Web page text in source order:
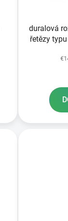
duralová
řetězy typu 520 Q-